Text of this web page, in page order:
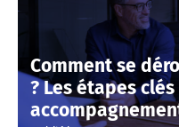
Comment se
? Les étapes clés